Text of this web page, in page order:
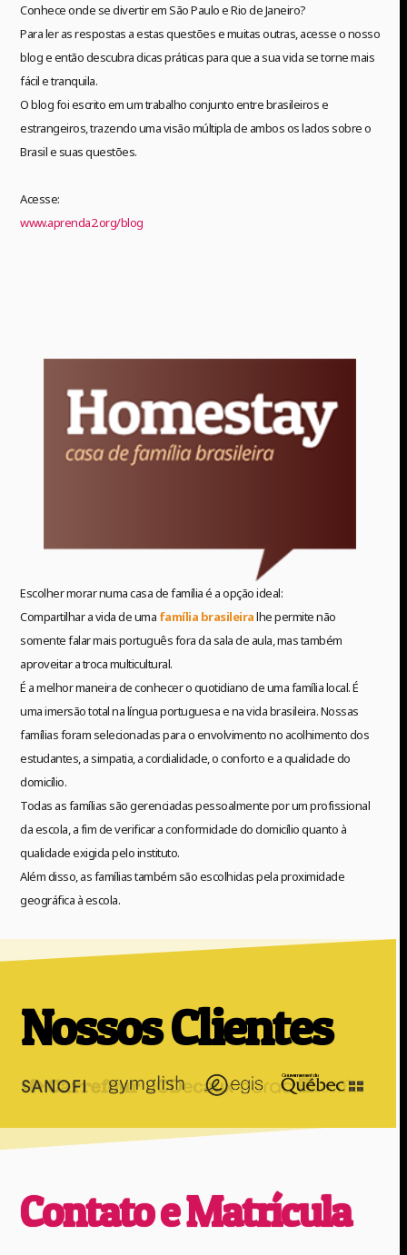
Conhece onde se divertir em São Paulo e Rio de Janeiro?
Para ler as respostas a estas questões e muitas outras, acesse o nosso
blog e então descubra dicas práticas para que a sua vida se torne mais
fácil e tranquila.
O blog foi escrito em um trabalho conjunto entre brasileiros e
estrangeiros, trazendo uma visão múltipla de ambos os lados sobre o
Brasil e suas questões.
Acesse:
www.aprenda2.org/blog
Escolher morar numa casa de família é a opção ideal:
Compartilhar a vida de uma família brasileiralhe permite não
somente falar mais português fora da sala de aula, mas também
aproveitar a troca multicultural.
É a melhor maneira de conhecer o quotidiano de uma família local. É
uma imersão total na língua portuguesa e na vida brasileira. Nossas
famílias foram selecionadas para o envolvimento no acolhimento dos
estudantes, a simpatia, a cordialidade, o conforto e a qualidade do
domicílio.
Todas as famílias são gerenciadas pessoalmente por um profissional
da escola, a fim de verificar a conformidade do domicílio quanto à
qualidade exigida pelo instituto.
Além disso, as famílias também são escolhidas pela proximidade
geográfica à escola.
Nossos Clientes
Contato e Matrícula